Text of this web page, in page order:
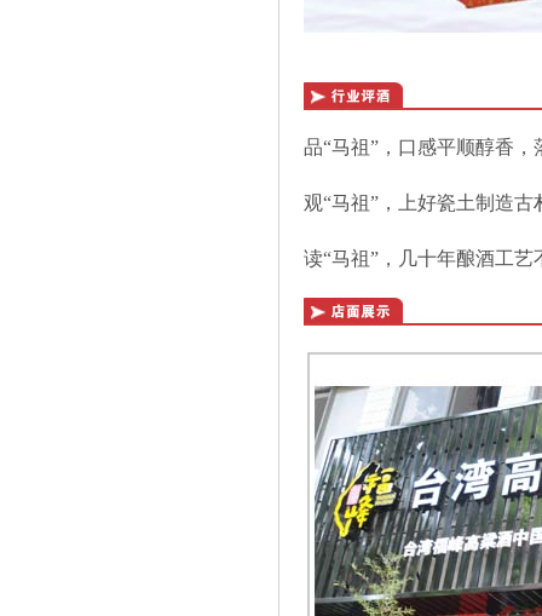
品“马祖”，口感平顺醇香
观“马祖”，上好瓷土制造
读“马祖”，几十年酿酒工